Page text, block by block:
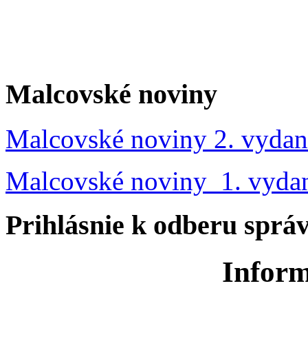
Malcovské noviny
Malcovské noviny 2.
Malcovské noviny 1.
Prihlásnie k odberu